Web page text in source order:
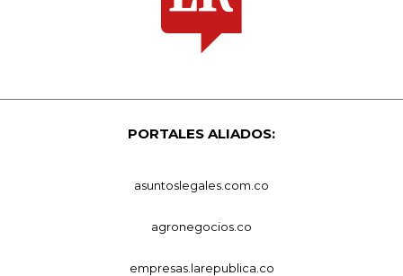
PORTALES ALIADOS:
asuntoslegales.com.co
agronegocios.co
empresas.larepublica.co